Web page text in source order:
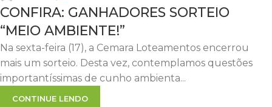
20
CONFIRA: GANHADORES SORTEIO
“MEIO AMBIENTE!”
Na sexta-feira (17), a Cemara Loteamentos encerrou
mais um sorteio. Desta vez, contemplamos questões
importantíssimas de cunho ambienta...
CONTINUE LENDO